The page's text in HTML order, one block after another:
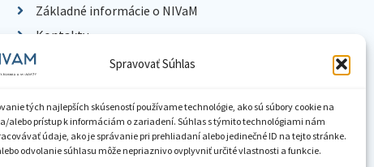
Spravovať Súhlas
tých najlepších skúseností používame technológie, ako sú súbory cookie na
alebo prístup k informáciám o zariadení. Súhlas s týmito technológiami nám
údaje, ako je správanie pri prehliadaní alebo jedinečné ID na tejto stránke.
odvolanie súhlasu môže nepriaznivo ovplyvniť určité vlastnosti a funkcie.
Základné informácie o NIVaM
Kontakty
Kariéra
Pracoviská NIVaM
Dokumenty inštitúcie
Knižnica